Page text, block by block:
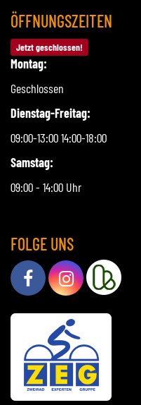
ÖFFNUNGSZEITEN
Jetzt geschlossen!
Montag:
Geschlossen
Dienstag-Freitag:
09:00-13:00 14:00-18:00
Samstag:
09:00 - 14:00 Uhr
FOLGE UNS